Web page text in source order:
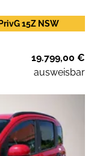
15Z NSW
19.799,00 €
ausweisbar